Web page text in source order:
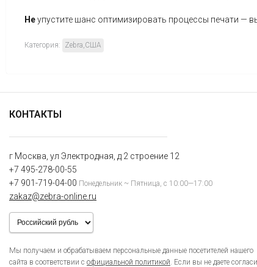
Неупустите шанс оптимизировать процессы печати —
Категория: Zebra,США
КОНТАКТЫ
г Москва, ул Электродная, д 2 строение 12
+7 495-278-00-55
+7 901-719-04-00 Понедельник ~ Пятница, с 10:00—17:00
zakaz@zebra-online.ru
Мы получаем и обрабатываем персональные данные посетителей нашего
сайта в соответствии с официальной политикой. Если вы не даете